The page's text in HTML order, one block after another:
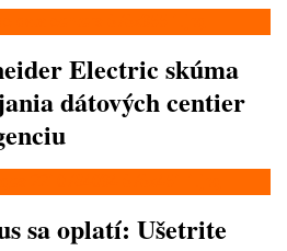
Electric skúma
dátových centier
sa oplatí: Ušetrite